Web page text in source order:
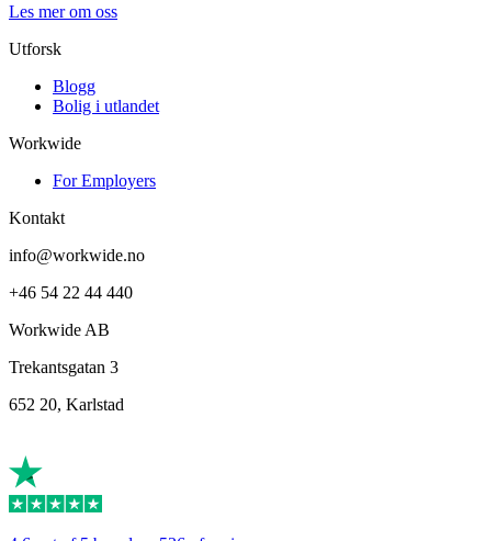
Les mer om oss
Utforsk
Blogg
Bolig i utlandet
Workwide
For Employers
Kontakt
info@workwide.no
+46 54 22 44 440
Workwide AB
Trekantsgatan 3
652 20, Karlstad